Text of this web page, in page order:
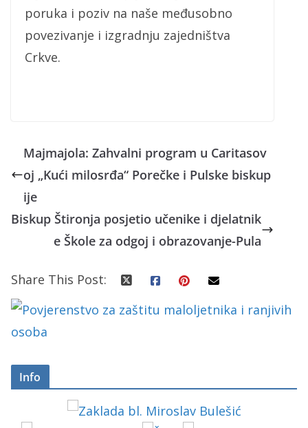
poruka i poziv na naše međusobno
povezivanje i izgradnju zajedništva
Crkve.
Majmajola: Zahvalni program u Caritasov
oj „Kući milosrđa“ Porečke i Pulske biskup
ije
Biskup Štironja posjetio učenike i djelatnik
e Škole za odgoj i obrazovanje-Pula
Share This Post:
Info